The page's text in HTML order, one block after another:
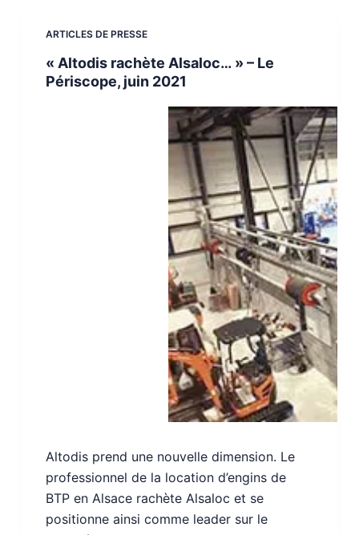
ARTICLES DE PRESSE
« Altodis rachète Alsaloc… » – Le
Périscope, juin 2021
Altodis prend une nouvelle dimension. Le
professionnel de la location d’engins de
BTP en Alsace rachète Alsaloc et se
positionne ainsi comme leader sur le